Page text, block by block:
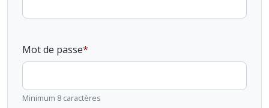
Mot de passe
Minimum 8 caractères